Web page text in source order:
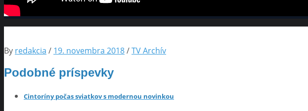
By redakcia / 19. novembra 2018/TV Archív
Podobné príspevky
Cintoríny počas sviatkov s modernou novinkou